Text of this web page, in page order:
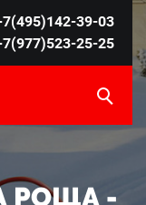
РОЩА -
39-03
25-25